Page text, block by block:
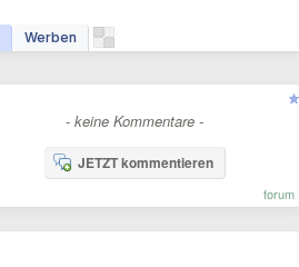
Werben
- keine Kommentare -
JETZT kommentieren
forum